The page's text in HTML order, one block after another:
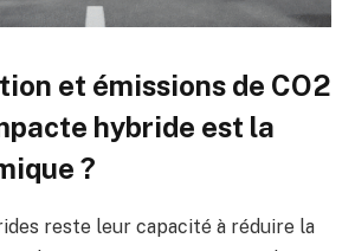
et émissions de CO2
hybride est la
?
reste leur capacité à réduire la